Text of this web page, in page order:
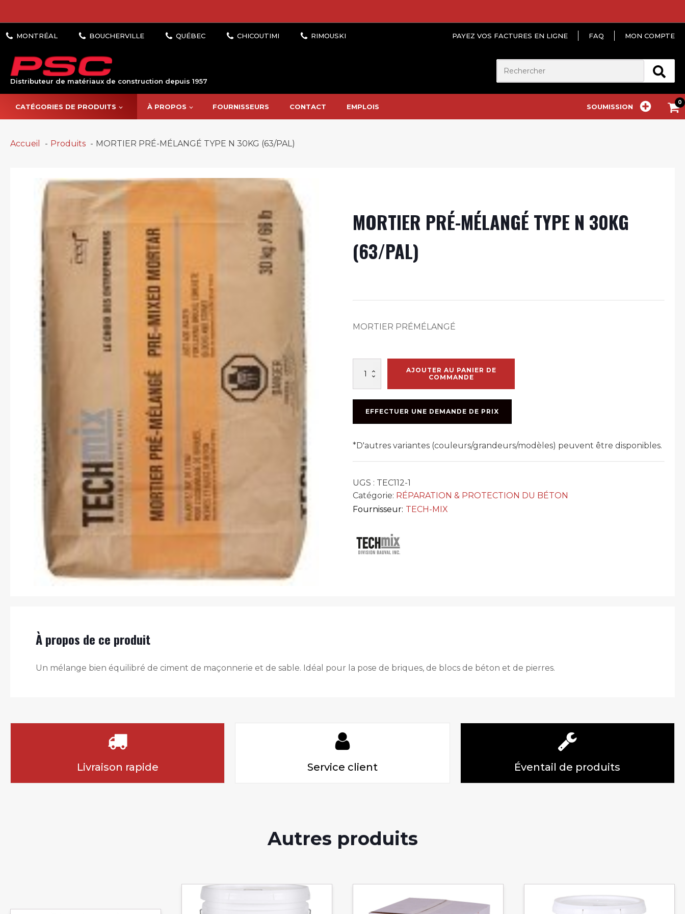
PAYEZ VOS FACTURES EN LIGNE FAQ MON COMPTE
Distributeur de matériaux de construction depuis 1957
CATÉGORIES DE PRODUITS À PROPOS FOURNISSEURS CONTACT EMPLOIS SOUMISSION
Accueil Produits MORTIER PRÉ-MÉLANGÉ TYPE N 30KG (63/PAL)
MORTIER PRÉ-MÉLANGÉ TYPE N 30KG
(63/PAL)
MORTIER PRÉMÉLANGÉ
MORTIER
TYPE
N
(63/PAL)
AJOUTER AU PANIER DE
COMMANDE
EFFECTUER UNE DEMANDE DE PRIX
*D'autres variantes (couleurs/grandeurs/modèles) peuvent être disponibles.
UGS : TEC112-1
Catégorie: RÉPARATION & PROTECTION DU BÉTON
Fournisseur: TECH-MIX
À propos de ce produit
Un mélange bien équilibré de ciment de maçonnerie et de sable. Idéal pour la pose de briques, de blocs de béton et de pierres.
Livraison rapide Service client Éventail de produits
Autres produits